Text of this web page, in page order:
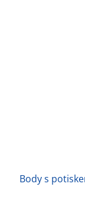
Body s